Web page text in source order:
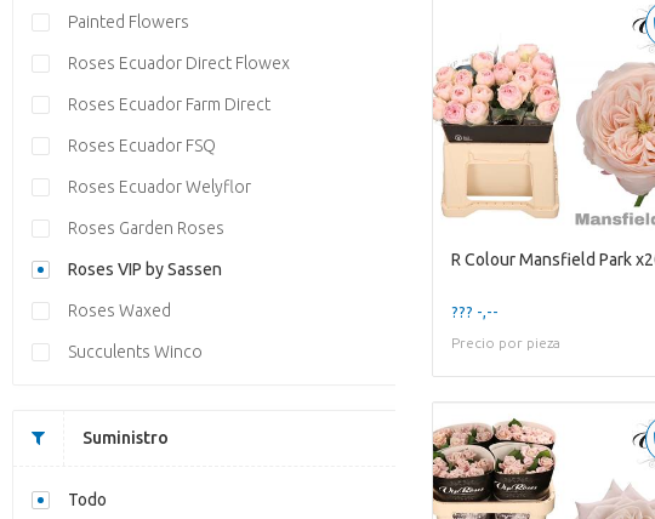
Painted Flowers
Roses Ecuador Direct Flowex
Roses Ecuador Farm Direct
Roses Ecuador FSQ
Roses Ecuador Welyflor
Roses Garden Roses
Roses VIP by Sassen
Roses Waxed
Succulents Winco
Suministro
Todo
R Colour Mansfield Park
??? -,--
Precio por pieza